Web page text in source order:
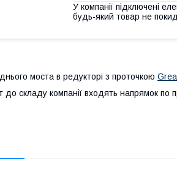
У компанії підключені
будь-який товар не
моста в редукторі з проточкою
складу компанії входять напрямок по